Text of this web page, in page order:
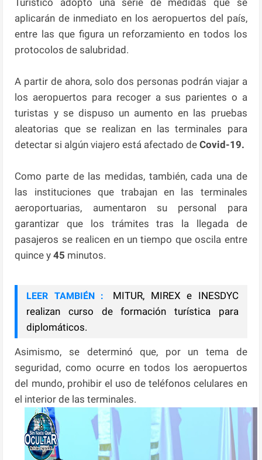
aplicarán de inmediato en los aeropuertos del país,
entre las que figura un reforzamiento en todos los
protocolos de salubridad.
A partir de ahora, solo dos personas podrán viajar a
los aeropuertos para recoger a sus parientes o a
turistas y se dispuso un aumento en las pruebas
aleatorias que se realizan en las terminales para
detectar si algún viajero está afectado deCovid-19.
Como parte de las medidas, también, cada una de
las instituciones que trabajan en las terminales
aeroportuarias, aumentaron su personal para
garantizar que los trámites tras la llegada de
pasajeros se realicen en un tiempo que oscila entre
quince y 45 minutos.
LEER TAMBIÉN :
MITUR, MIREX e INESDYC
realizan curso de formación turística para
diplomáticos.
Asimismo, se determinó que, por un tema de
seguridad, como ocurre en todos los aeropuertos
del mundo, prohibir el uso de teléfonos celulares en
el interior de las terminales.